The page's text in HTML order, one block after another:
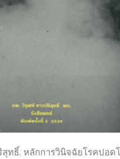
ทธิ์. หลักการวินิจฉัยโรคปอด